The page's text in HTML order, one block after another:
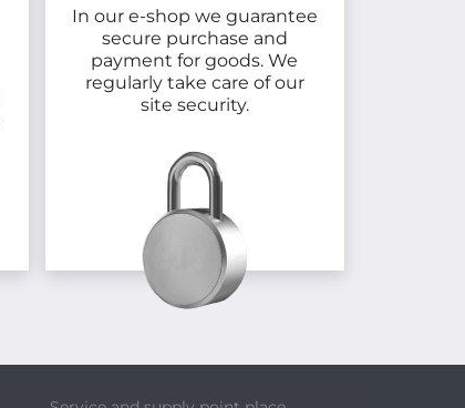
In our e-shop we guarantee
secure purchase and
payment for goods. We
regularly take care of our
site security.